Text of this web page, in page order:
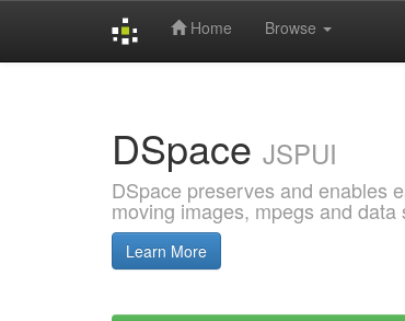
Home Browse
DSpace JSPUI
DSpace preserves and enables
moving images, mpegs and data
Learn More